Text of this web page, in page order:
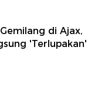
di Ajax,
'Terlupakan'